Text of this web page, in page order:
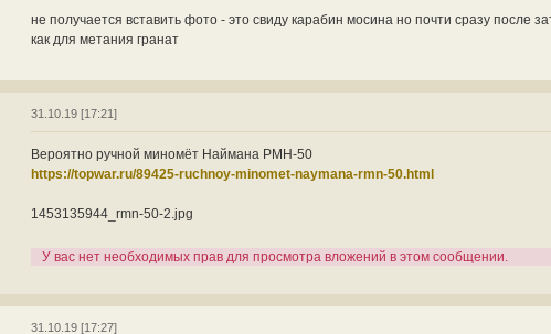
не получается вставить фото - это свиду карабин мосина но почти сразу после
как для метания гранат
31.10.19 [17:21]
Вероятно ручной миномёт Наймана РМН-50
https://topwar.ru/89425-ruchnoy-minomet-naymana-rmn-50.html
1453135944_rmn-50-2.jpg
У вас нет необходимых прав для просмотра вложений в этом сообщении.
31.10.19 [17:27]